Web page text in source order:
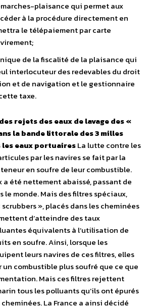
plaisance qui permet aux
à la procédure directement en
le télépaiement par carte
de la fiscalité de la plaisance qui
interlocuteur des redevables du droit
et de navigation et le gestionnaire
taxe.
rejets des eaux de lavage des «
la bande littorale des 3 milles
les eaux portuairesLa lutte contre les
par les navires se fait par la
en soufre de leur combustible.
a été nettement abaissé, passant de
le monde. Mais des filtres spéciaux,
», placés dans les cheminées
d’atteindre des taux
équivalents à l’utilisation de
en soufre. Ainsi, lorsque les
leurs navires de ces filtres, elles
combustible plus soufré que ce que
Mais ces filtres rejettent
tous les polluants qu’ils ont épurés
La France a ainsi décidé